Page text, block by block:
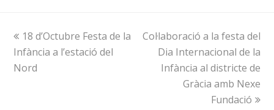
previous
post:
18 d’Octubre Festa de la
Infància a l’estació del
Nord
next
post:
Col·laboració a la festa del
Dia Internacional de la
Infància al districte de
Gràcia amb Nexe
Fundació